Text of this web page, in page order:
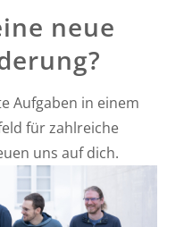
neue
Aufgaben in einem
für zahlreiche
uns auf dich.